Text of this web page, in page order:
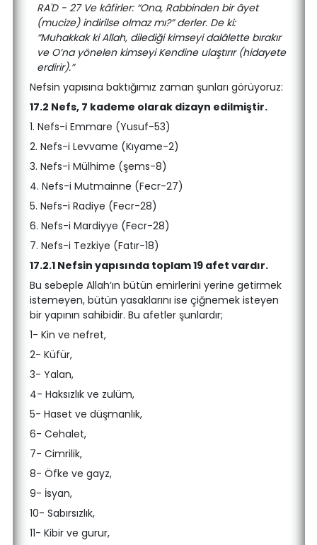
RA'D - 27 Ve kâfirler: “Ona, Rabbinden bir âyet
(mucize) indirilse olmaz mı?” derler. De ki:
“Muhakkak ki Allah, dilediği kimseyi dalâlette bırakır
ve O’na yönelen kimseyi Kendine ulaştırır (hidayete
erdirir).”
Nefsin yapısına baktığımız zaman şunları görüyoruz:
17.2 Nefs, 7 kademe olarak dizayn edilmiştir.
1. Nefs-i Emmare (Yusuf-53)
2. Nefs-i Levvame (Kıyame-2)
3. Nefs-i Mülhime (şems-8)
4. Nefs-i Mutmainne (Fecr-27)
5. Nefs-i Radiye (Fecr-28)
6. Nefs-i Mardiyye (Fecr-28)
7. Nefs-i Tezkiye (Fatır-18)
17.2.1 Nefsin yapısında toplam 19 afet vardır.
Bu sebeple Allah’ın bütün emirlerini yerine getirmek
istemeyen, bütün yasaklarını ise çiğnemek isteyen
bir yapının sahibidir. Bu afetler şunlardır;
1- Kin ve nefret,
2- Küfür,
3- Yalan,
4- Haksızlık ve zulüm,
5- Haset ve düşmanlık,
6- Cehalet,
7- Cimrilik,
8- Öfke ve gayz,
9- İsyan,
10- Sabırsızlık,
11- Kibir ve gurur,